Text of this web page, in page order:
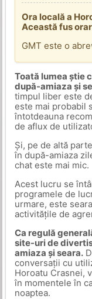
Ora locală a
Această fus
GMT este o
Toată lumea știe
după-amiaza și
timpul liber este
este mai probabil
întotdeauna
de aflux de
Și, pe de altă
în după-amiaza
chat este mai mic.
Acest lucru se
programele de
urmare, este
activitățile de
Ca regulă
site-uri de
amiaza și seara.
conversații cu
Horoatu Crasnei,
în momentele în
noaptea.